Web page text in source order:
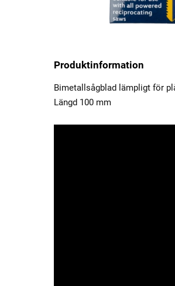
Produktinformation
Bimetallsågblad lämpligt för
Längd 100 mm